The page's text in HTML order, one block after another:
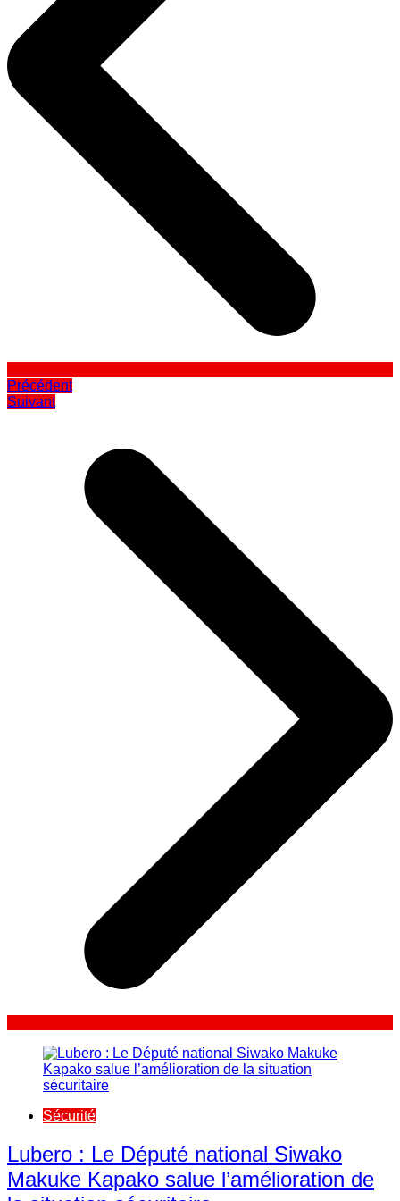
Précédent
Suivant
Sécurité
Lubero : Le Député national Siwako
Makuke Kapako salue l’amélioration de